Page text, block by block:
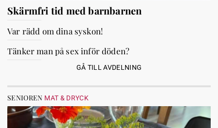
Skärmfri tid med barnbarnen
Var rädd om dina syskon!
Tänker man på sex inför döden?
GÅ TILL AVDELNING
SENIOREN MAT & DRYCK